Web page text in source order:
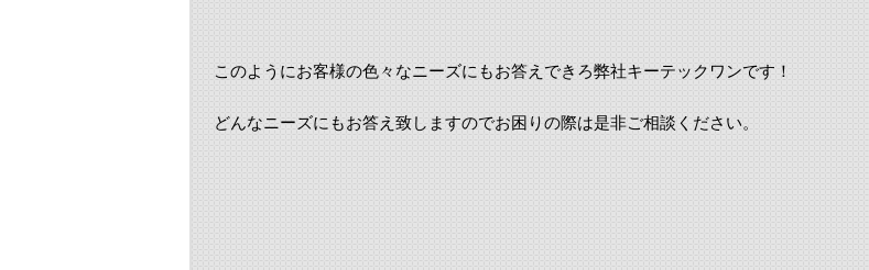
このようにお客様の色々なニーズにもお答えできろ弊社キーテックワンです！
どんなニーズにもお答え致しますのでお困りの際は是非ご相談ください。